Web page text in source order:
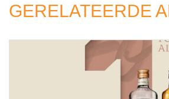
GERELATEERDE